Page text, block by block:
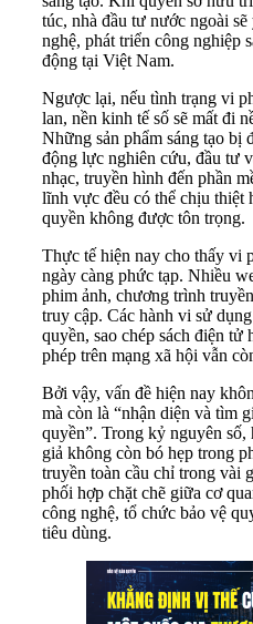
túc, nhà đầu tư nước ngoài
nghệ, phát triển công nghiệp
động tại Việt Nam.
Ngược lại, nếu tình trạng vi
lan, nền kinh tế số sẽ mất đi
Những sản phẩm sáng tạo bị
động lực nghiên cứu, đầu tư
nhạc, truyền hình đến phần
lĩnh vực đều có thể chịu thiệt
quyền không được tôn trọng.
Thực tế hiện nay cho thấy vi
ngày càng phức tạp. Nhiều
phim ảnh, chương trình
truy cập. Các hành vi sử
quyền, sao chép sách điện tử
phép trên mạng xã hội vẫn
Bởi vậy, vấn đề hiện nay
mà còn là “nhận diện và tìm
quyền”. Trong kỷ nguyên
giả không còn bó hẹp trong
truyền toàn cầu chỉ trong vài
phối hợp chặt chẽ giữa cơ
công nghệ, tổ chức bảo vệ
tiêu dùng.